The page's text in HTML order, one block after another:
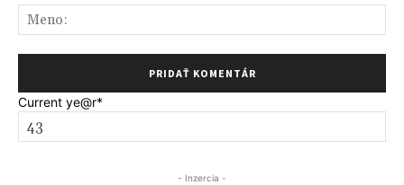
Current ye@r*
- Inzercia -